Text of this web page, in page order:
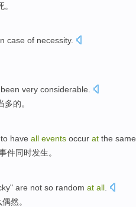
case of necessity.
been very considerable
多的。
to have all events occur at the
件同时发生。
" are not so random at all
偶然。